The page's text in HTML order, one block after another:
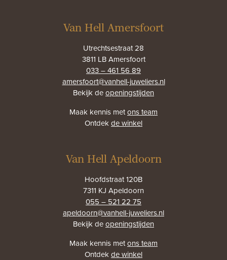
Van Hell Amersfoort
Utrechtsestraat 28
3811 LB Amersfoort
033 – 461 56 89
amersfoort@vanhell-juweliers.nl
Bekijk deopeningstijden
Maak kennis metons team
Ontdekde winkel
Van Hell Apeldoorn
Hoofdstraat 120B
7311 KJ Apeldoorn
055 – 521 22 75
apeldoorn@vanhell-juweliers.nl
Bekijk deopeningstijden
Maak kennis metons team
Ontdekde winkel